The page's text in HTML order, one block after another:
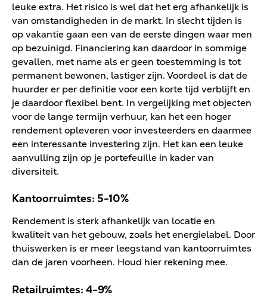
leuke extra. Het risico is wel dat het erg afhankelijk is
van omstandigheden in de markt. In slecht tijden is
op vakantie gaan een van de eerste dingen waar men
op bezuinigd. Financiering kan daardoor in sommige
gevallen, met name als er geen toestemming is tot
permanent bewonen, lastiger zijn. Voordeel is dat de
huurder er per definitie voor een korte tijd verblijft en
je daardoor flexibel bent. In vergelijking met objecten
voor de lange termijn verhuur, kan het een hoger
rendement opleveren voor investeerders en daarmee
een interessante investering zijn. Het kan een leuke
aanvulling zijn op je portefeuille in kader van
diversiteit.
Kantoorruimtes: 5-10%
Rendement is sterk afhankelijk van locatie en
kwaliteit van het gebouw, zoals het energielabel. Door
thuiswerken is er meer leegstand van kantoorruimtes
dan de jaren voorheen. Houd hier rekening mee.
Retailruimtes: 4-9%